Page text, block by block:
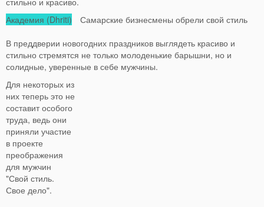
Академия (Dhriti) Самарские бизнесмены обрели свой стиль
В преддверии новогодних праздников выглядеть красиво и
стильно стремятся не только молоденькие барышни, но и
солидные, уверенные в себе мужчины.
Для некоторых из
них теперь это не
составит особого
труда, ведь они
приняли участие
в проекте
преображения
для мужчин
"Свой стиль.
Свое дело".